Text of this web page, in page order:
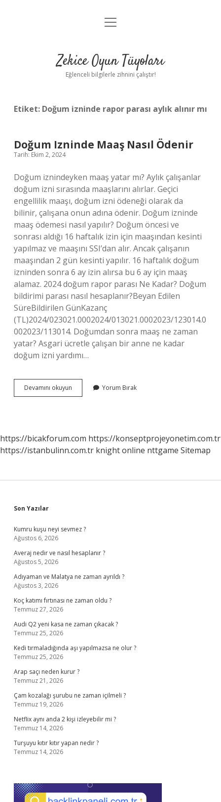
Anasayfa
Yasal Uyarı
menüyü
Zekice Oyun Tüyoları
Eğlenceli bilgilerle zihnini çalıştır!
Etiket: Doğum izninde rapor parası aylık alınır mı
Doğum Izninde Maaş Nasıl Ödenir
Tarih: Ekim 2, 2024
Doğum iznindeyken maaş yatar mı? Aylık çalışanlar
doğum izni sırasında maaşlarını alırlar. Geçici
engellilik maaşı, doğum izni ödeneği olarak da
bilinir, çalışana onun adına ödenir. Doğum izninde
maaş ödemesi nasıl yapılır? Doğum öncesi ve
sonrası aldığı 16 haftalık izin için maaşından kesinti
yapılmaz ve maaşını SSI’dan alır. Ancak çalışanın
maaşından 2 gün kesinti yapılır. 16 haftalık doğum
izninden sonra 6 ay izin alırsa bu 6 ay için maaş
alamaz. 2024 doğum rapor parası Ne Kadar? Doğum
bildirimi parası nasıl hesaplanır?Beyan Edilen
SüreBildirilen GünKazanç
(TL)2024/023021.0002024/013021.0002023/123014.0
002023/113014. Doğumdan sonra maaş ne zaman
yatar? Asgari ücretle çalışan bir anne ne kadar
doğum izni yardımı…
Devamını okuyun
Izninde
Yorum Bırak
https://bicakforum.com https://konseptprojeyonetim.com.tr
https://istanbulinn.com.tr knight online nttgame Sitemap
Sidebar
Son Yazılar
Kumru kuşu neyi sevmez ?
Ağustos 6, 2026
Averaj nedir ve nasıl hesaplanır ?
Ağustos 5, 2026
Adıyaman ve Malatya ne zaman ayrıldı ?
Ağustos 3, 2026
Koç katımı fırtınası ne zaman oldu ?
Temmuz 27, 2026
Audi Q2 yeni kasa ne zaman çıkacak ?
Temmuz 25, 2026
Kedi tırmaladığında aşı yapılmazsa ne olur ?
Temmuz 25, 2026
Arap saçı neden kurur ?
Temmuz 21, 2026
Çam kozalağı şurubu ne zaman içilmeli ?
Temmuz 19, 2026
Netflix aynı anda 2 kişi izleyebilir mi ?
Temmuz 14, 2026
Turşuyu kıtır kıtır yapan nedir ?
Temmuz 14, 2026